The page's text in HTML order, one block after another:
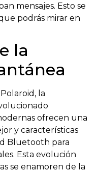
mensajes. Esto se
podrás mirar en
la
la
ofrecen una
y características
Bluetooth para
Esta evolución
se enamoren de la